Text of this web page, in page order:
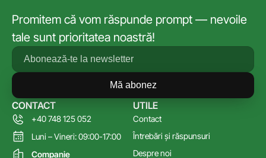
Promitem că vom răspunde prompt — nevoile
tale sunt prioritatea noastră!
Mă abonez
UTILE
Contact
Întrebări și răspunsuri
Despre noi
CONTACT
+40 748 125 052
Luni – Vineri: 09:00-17:00
Companie